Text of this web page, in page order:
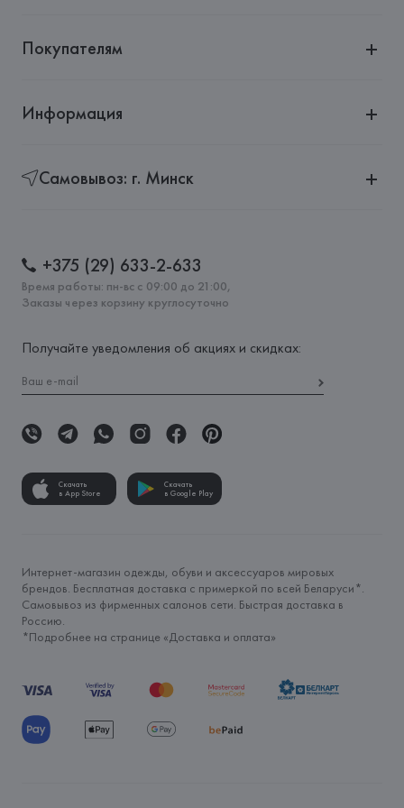
Покупателям
Информация
Самовывоз: г. Минск
+375 (29) 633-2-633
Время работы: пн-вс с 09:00 до 21:00,
Заказы через корзину круглосуточно
Получайте уведомления об акциях и скидках:
Скачать
в App Store
Скачать
в Google Play
Интернет-магазин одежды, обуви и аксессуаров мировых
брендов. Бесплатная доставка с примеркой по всей Беларуси*.
Самовывоз из фирменных салонов сети. Быстрая доставка в
Россию.
*Подробнее на странице «Доставка и оплата»